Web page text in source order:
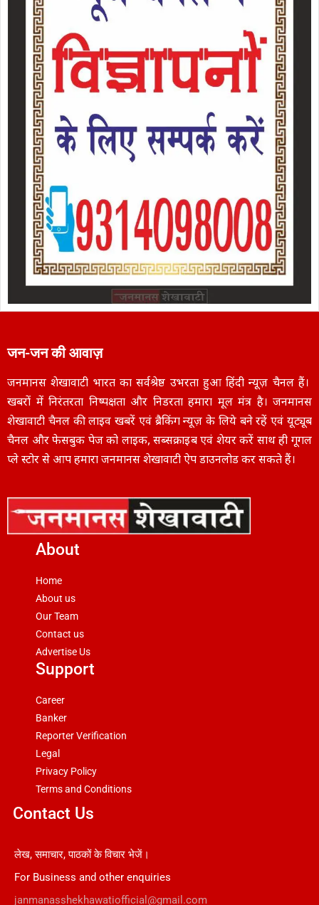
जन-जन की आवाज़
जनमानस शेखावाटी भारत का सर्वश्रेष्ठ उभरता हुआ हिंदी न्यूज़ चैनल हैं।
खबरों में निरंतरता निष्पक्षता और निडरता हमारा मूल मंत्र है। जनमानस
शेखावाटी चैनल की लाइव खबरें एवं ब्रैकिंग न्यूज़ के लिये बने रहें एवं यूट्यूब
चैनल और फेसबुक पेज को लाइक, सब्सक्राइब एवं शेयर करें साथ ही गूगल
प्ले स्टोर से आप हमारा जनमानस शेखावाटी ऐप डाउनलोड कर सकते हैं।
About
Home
About us
Our Team
Contact us
Advertise Us
Support
Career
Banker
Reporter Verification
Legal
Privacy Policy
Terms and Conditions
Contact Us
लेख, समाचार, पाठकों के विचार भेजें।
For Business and other enquiries
janmanasshekhawatiofficial@gmail.com